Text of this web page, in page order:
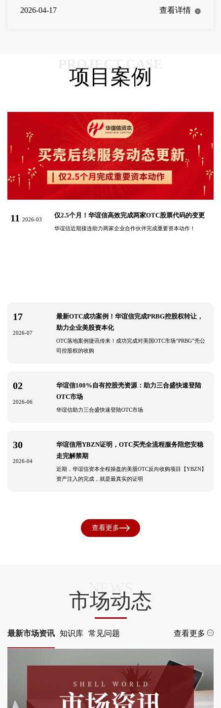
2026-04-17 查看详情
PROJECT CASE
项目案例
11 2026-03
仅2.5个月！华谊信高效完成两家OTC股票代码的变更
华谊信近期接连助力两家企业合作伙伴完成重要资本动作！
17
2026-07
最新OTC成功案例！华谊信完成PRBG控股权转让，
助力企业美股资本化
OTC落地案例捷讯传来！成功完成对美国OTC市场“PRBG”壳公
司控股权的收购
02
2026-06
华谊信100%自有控股壳资源：助力三合盛快速登陆
OTC市场
华谊信助力三合盛快速登陆OTC市场
30
2026-04
华谊信用YBZN证明，OTC买壳全流程服务陪您安稳
走完解禁期
近期，华谊信资本全程操盘的美股OTC反向收购项目【YBZN】
资产注入的完成，就是最真实的证明
查看更多
NEWS
市场动态
最新市场资讯 知识库 常见问题 查看更多